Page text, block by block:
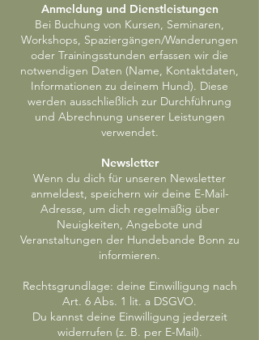
Anmeldung und Dienstleistungen
Bei Buchung von Kursen, Seminaren,
Workshops, Spaziergängen/Wanderungen
oder Trainingsstunden erfassen wir die
notwendigen Daten (Name, Kontaktdaten,
Informationen zu deinem Hund). Diese
werden ausschließlich zur Durchführung
und Abrechnung unserer Leistungen
verwendet.
Newsletter
Wenn du dich für unseren Newsletter
anmeldest, speichern wir deine E-Mail-
Adresse, um dich regelmäßig über
Neuigkeiten, Angebote und
Veranstaltungen der Hundebande Bonn zu
informieren.
Rechtsgrundlage: deine Einwilligung nach
Art. 6 Abs. 1 lit. a DSGVO.
Du kannst deine Einwilligung jederzeit
widerrufen (z. B. per E-Mail).